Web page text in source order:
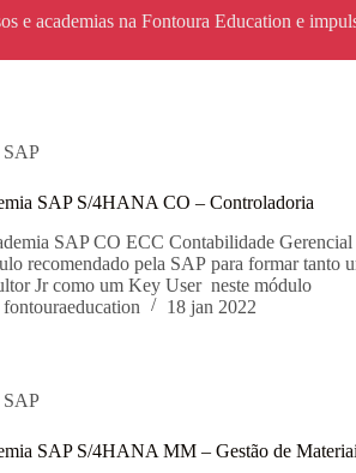
e academias na Fontoura Education e
SAP
SAP S/4HANA CO – Controladoria
SAP CO ECC Contabilidade Gerencial
recomendado pela SAP para formar tanto
Jr como um Key User neste módulo
fontouraeducation
18 jan 2022
SAP
SAP S/4HANA MM – Gestão de